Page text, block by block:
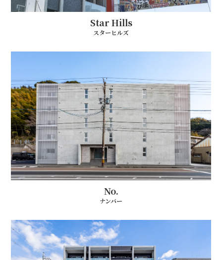
Star Hills
スターヒルズ
No.
ナンバー